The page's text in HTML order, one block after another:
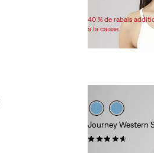
Price
Range
19,98 $
40 % de rabais
à la caisse
Journey Western